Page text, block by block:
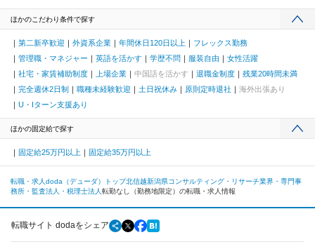
ほかのこだわり条件で探す
第二新卒歓迎 外資系企業 年間休日120日以上
フレックス勤務
管理職・マネジャー
英語を活かす 学歴不問 服装自由
女性活躍
社宅・家賃補助制度
上場企業 中国語を活かす 退職金制度
残業20時間未満
完全週休2日制
職種未経験歓迎 土日祝休み 原則定時退社
海外出張あり
U・Iターン支援あり
ほかの固定給で探す
固定給25万円以上 固定給35万円以上
転職・求人doda（デューダ）トップ北信越新潟県コンサルティング・リサーチ業界・専門事
務所・監査法人・税理士法人 転勤なし（勤務地限定）の転職・求人情報
転職サイト dodaをシェア